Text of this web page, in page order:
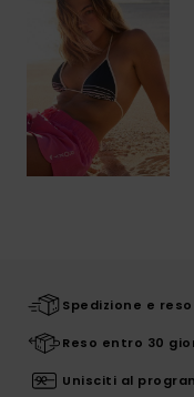
Spedizione e
Reso entro 30
Unisciti al